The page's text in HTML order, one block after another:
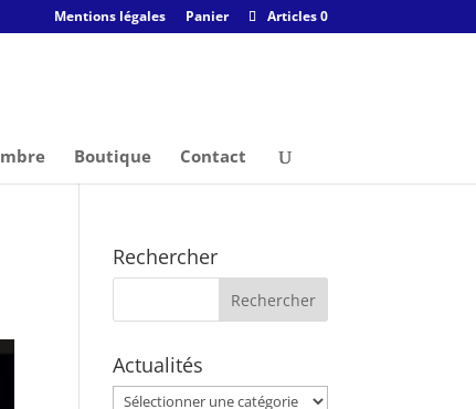
Mentions légales Panier Articles 0
Boutique Contact
Rechercher
Actualités
Actualités